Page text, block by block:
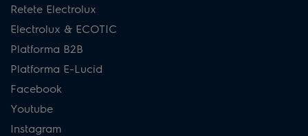
Retete Electrolux
Electrolux & ECOTIC
Platforma B2B
Platforma E-Lucid
Facebook
Youtube
Instagram